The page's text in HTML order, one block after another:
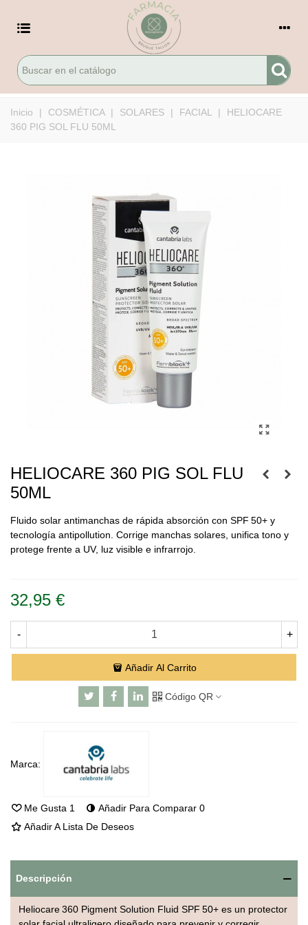
Inicio | COSMÉTICA | SOLARES | FACIAL |
HELIOCARE
360 PIG SOL FLU 50ML
HELIOCARE 360 PIG SOL FLU
50ML
Fluido solar antimanchas de rápida absorción con SPF 50+ y
tecnología antipollution. Corrige manchas solares, unifica tono y
protege frente a UV, luz visible e infrarrojo.
32,95 €
- +
Añadir Al Carrito
Código QR
Marca:
Me Gusta 1 Añadir Para Comparar 0
Añadir A Lista De Deseos
Descripción
Heliocare 360 Pigment Solution Fluid SPF 50+ es un protector